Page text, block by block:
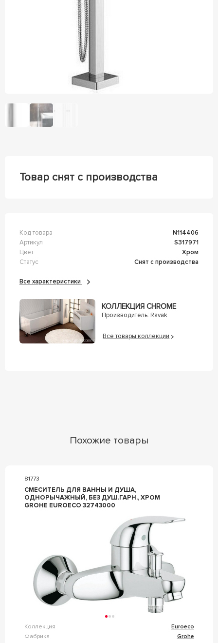
Товар снят с производства
Код товара
n114406
Артикул
s317971
Цвет
Хром
Статус
Снят с производства
Все характеристики
КОЛЛЕКЦИЯ CHROME
Производитель: Ravak
Все товары коллекции
Похожие товары
81773
СМЕСИТЕЛЬ ДЛЯ ВАННЫ И ДУША,
ОДНОРЫЧАЖНЫЙ, БЕЗ ДУШ.ГАРН., ХРОМ
GROHE EUROECO 32743000
Коллекция
Euroeco
Фабрика
Grohe